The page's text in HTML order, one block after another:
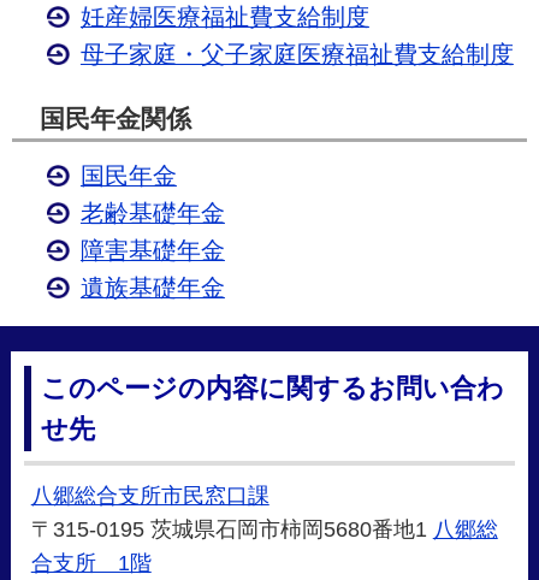
妊産婦医療福祉費支給制度
母子家庭・父子家庭医療福祉費支給制度
国民年金関係
国民年金
老齢基礎年金
障害基礎年金
遺族基礎年金
このページの内容に関するお問い合わ
せ先
八郷総合支所市民窓口課
〒315-0195 茨城県石岡市柿岡5680番地1 八郷総
合支所 1階